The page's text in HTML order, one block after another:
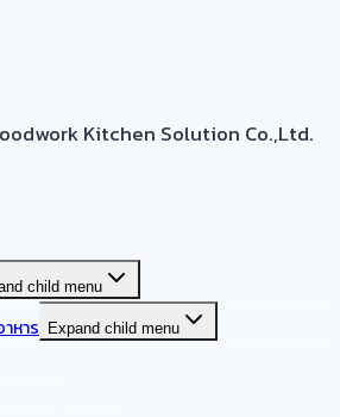
Kitchen Solution Co.,Ltd.
child menu
หาร Expand child menu